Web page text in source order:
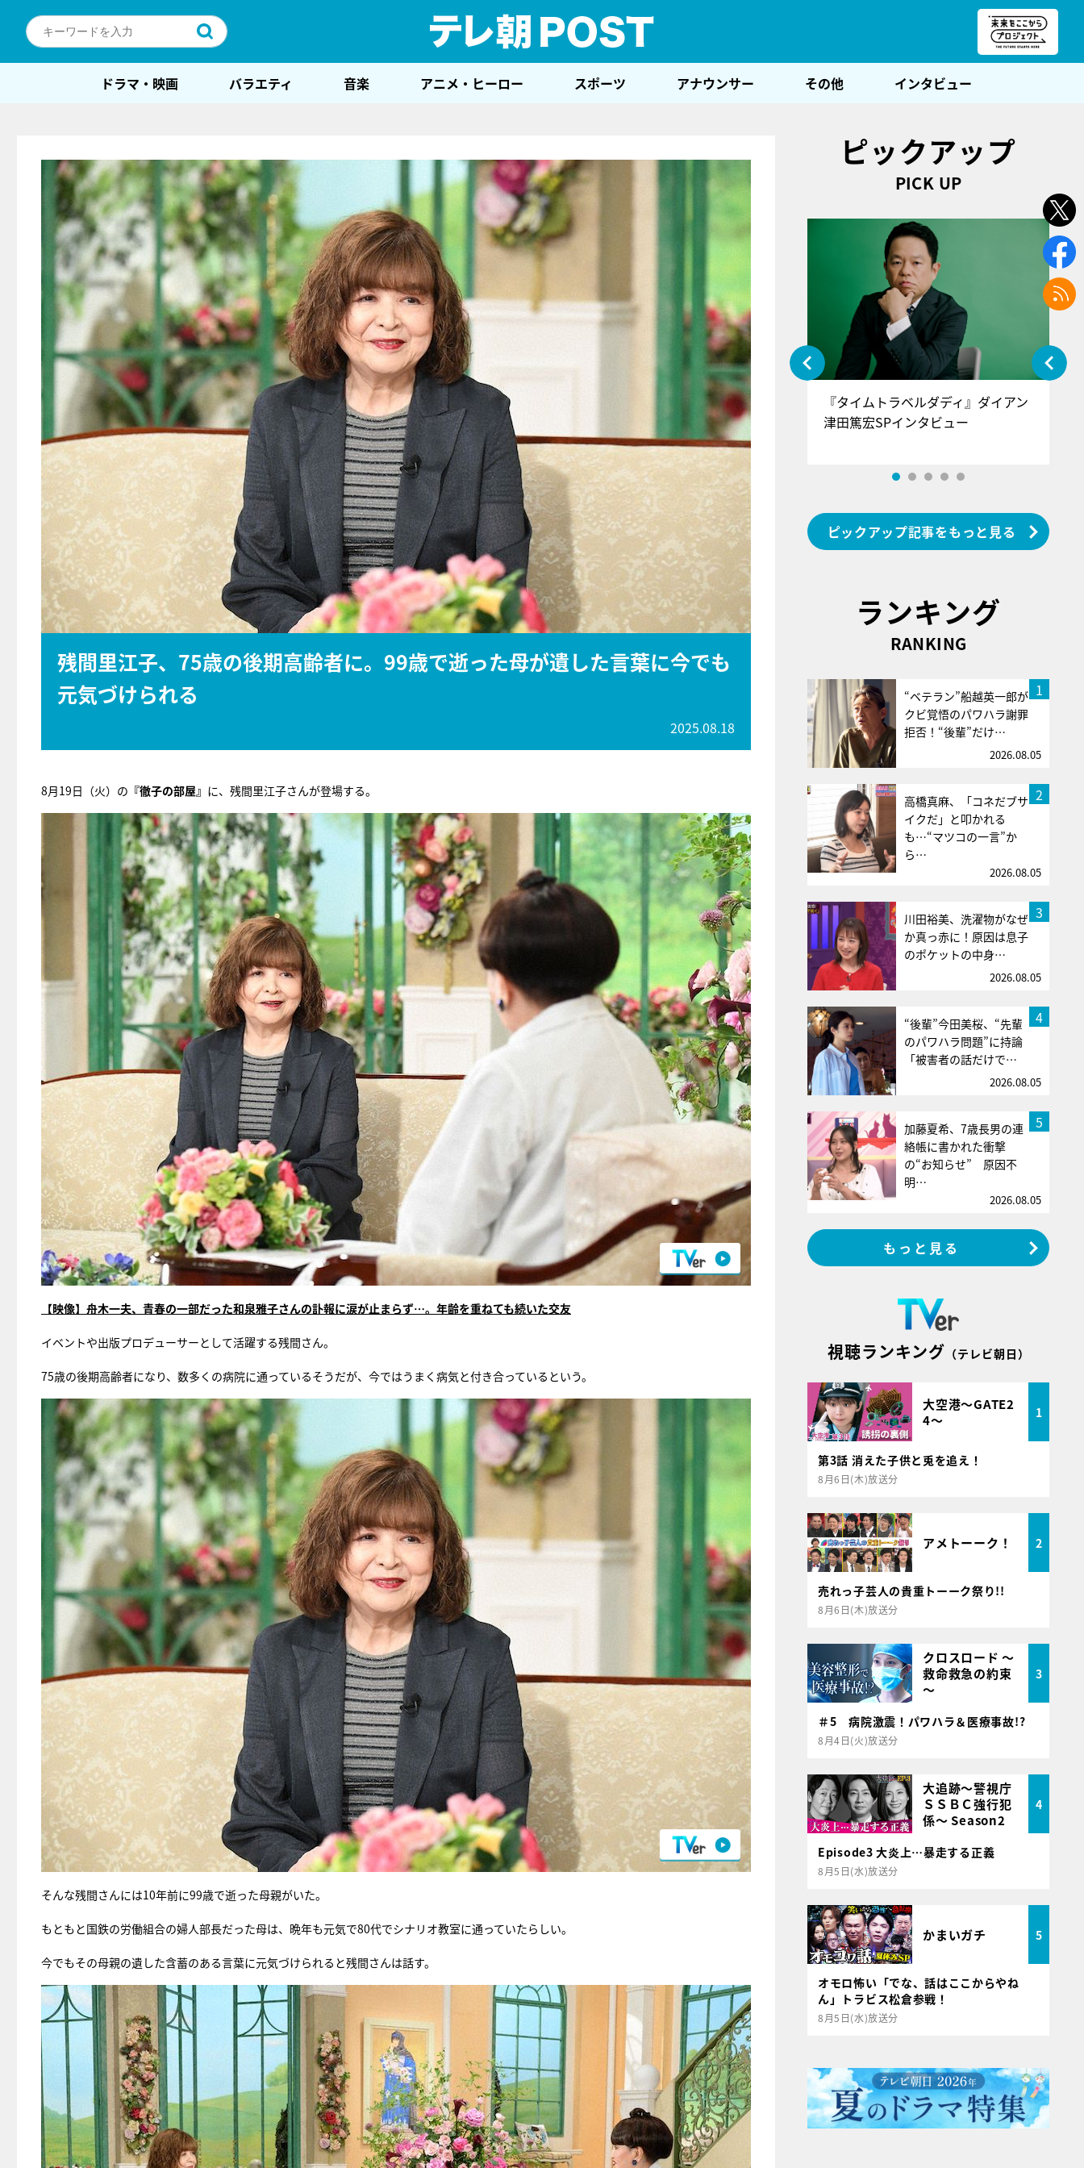
ドラマ・映画 バラエティ 音楽 アニメ・ヒーロー スポーツ アナウンサー その他 インタビュー
残間里江子、75歳の後期高齢者に。99歳で逝った母が遺した言葉に今でも
元気づけられる
2025.08.18
8月19日（火）の 『徹子の部屋』 に、残間里江子さんが登場する。
【映像】舟木一夫、青春の一部だった和泉雅子さんの訃報に涙が止まらず…。年齢を重ねても続いた交友
イベントや出版プロデューサーとして活躍する残間さん。
75歳の後期高齢者になり、数多くの病院に通っているそうだが、今ではうまく病気と付き合っているという。
そんな残間さんには10年前に99歳で逝った母親がいた。
もともと国鉄の労働組合の婦人部長だった母は、晩年も元気で80代でシナリオ教室に通っていたらしい。
今でもその母親の遺した含蓄のある言葉に元気づけられると残間さんは話す。
ピックアップ
PICK UP
『アイ＝ラブ！げーみんぐ』＝LOV
E齋藤樹愛羅＆佐々木舞香SPインタ
ビュー
『タイムトラベルダディ』ダイアン
津田篤宏SPインタビュー
ピックアップ記事をもっと見る
ランキング
RANKING
1
“ベテラン”船越英一郎が
クビ覚悟のパワハラ謝罪
拒否！“後輩”だけ…
2026.08.05
2
高橋真麻、「コネだブサ
イクだ」と叩かれる
も…“マツコの一言”か
ら…
2026.08.05
3
川田裕美、洗濯物がなぜ
か真っ赤に！原因は息子
のポケットの中身…
2026.08.05
4
“後輩”今田美桜、“先輩
のパワハラ問題”に持論
「被害者の話だけで…
2026.08.05
5
加藤夏希、7歳長男の連
絡帳に書かれた衝撃
の“お知らせ” 原因不
明…
2026.08.05
もっと見る
視聴ランキング （テレビ朝日）
大空港～GATE2
4～
1
第3話 消えた子供と兎を追え！
8月6日(木)放送分
アメトーーク！ 2
売れっ子芸人の貴重トーーク祭り!!
8月6日(木)放送分
クロスロード ～
救命救急の約束
～
3
＃5 病院激震！パワハラ＆医療事故!?
8月4日(火)放送分
大追跡～警視庁
ＳＳＢＣ強行犯
係～ Season2
4
Episode3 大炎上…暴走する正義
8月5日(水)放送分
かまいガチ 5
オモロ怖い「でな、話はここからやね
ん」トラビス松倉参戦！
8月5日(水)放送分